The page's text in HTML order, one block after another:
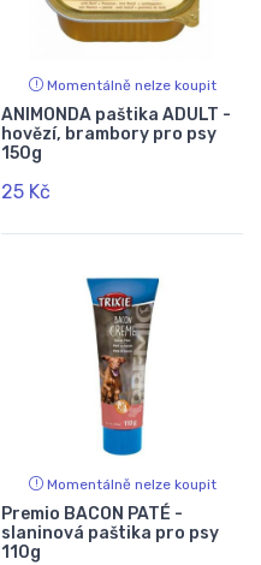
Momentálně nelze koupit
ANIMONDA paštika ADULT -
hovězí, brambory pro psy
150g
25 Kč
Momentálně nelze koupit
Premio BACON PATÉ -
slaninová paštika pro psy
110g